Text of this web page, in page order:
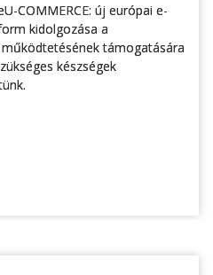
COMMERCE: új európai e-
kidolgozása a
támogatására
készségek